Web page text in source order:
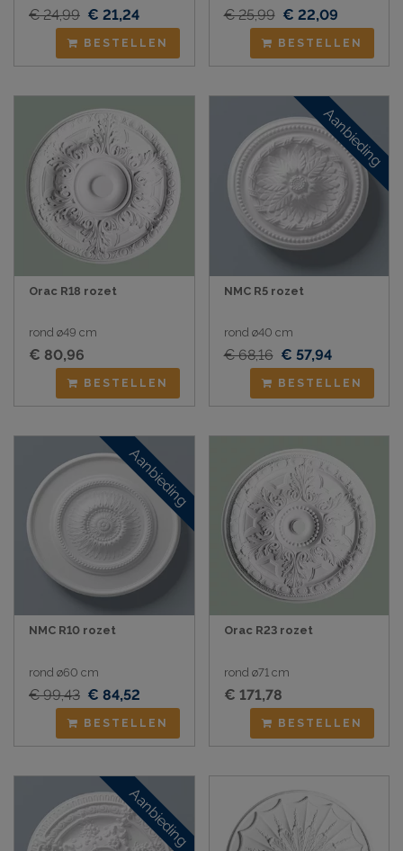
€ 24,99 € 21,24
BESTELLEN
€ 25,99 € 22,09
BESTELLEN
Orac R18 rozet
rond ø49 cm
€ 80,96
BESTELLEN
Aanbieding
NMC R5 rozet
rond ø40 cm
€ 68,16 € 57,94
BESTELLEN
Aanbieding
NMC R10 rozet
rond ø60 cm
€ 99,43 € 84,52
BESTELLEN
Orac R23 rozet
rond ø71 cm
€ 171,78
BESTELLEN
Aanbieding